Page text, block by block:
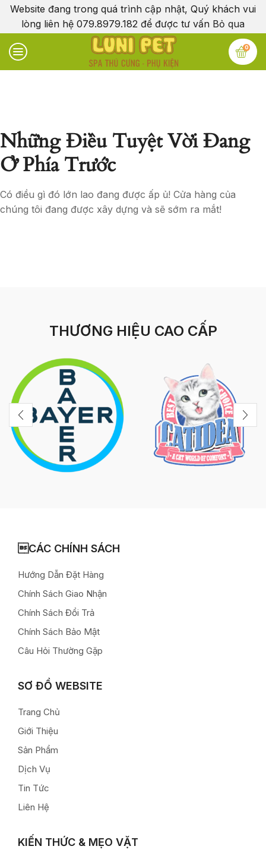
Website đang trong quá trình cập nhật, Quý khách vui
lòng liên hệ 079.8979.182 để được tư vấn Bỏ qua
0
Những Điều Tuyệt Vời Đang
Ở Phía Trước
Có điều gì đó lớn lao đang được ấp ủ! Cửa hàng của
chúng tôi đang được xây dựng và sẽ sớm ra mắt!
THƯƠNG HIỆU CAO CẤP
CÁC CHÍNH SÁCH
Hướng Dẫn Đặt Hàng
Chính Sách Giao Nhận
Chính Sách Đổi Trả
Chính Sách Bảo Mật
Câu Hỏi Thường Gặp
SƠ ĐỒ WEBSITE
Trang Chủ
Giới Thiệu
Sản Phẩm
Dịch Vụ
Tin Tức
Liên Hệ
KIẾN THỨC & MẸO VẶT